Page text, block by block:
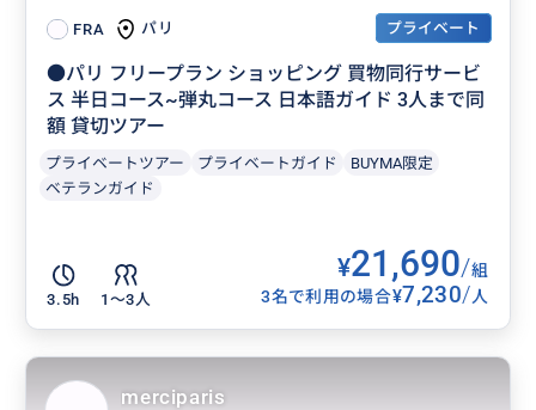
FRA パリ プライベート
●パリ フリープラン ショッピング 買物同行サービ
ス 半日コース~弾丸コース 日本語ガイド 3人まで同
額 貸切ツアー
プライベートツアー プライベートガイド
BUYMA限定
ベテランガイド
3.5h 1〜3人
¥21,690/組
3名で利用の場合¥7,230/人
merciparis